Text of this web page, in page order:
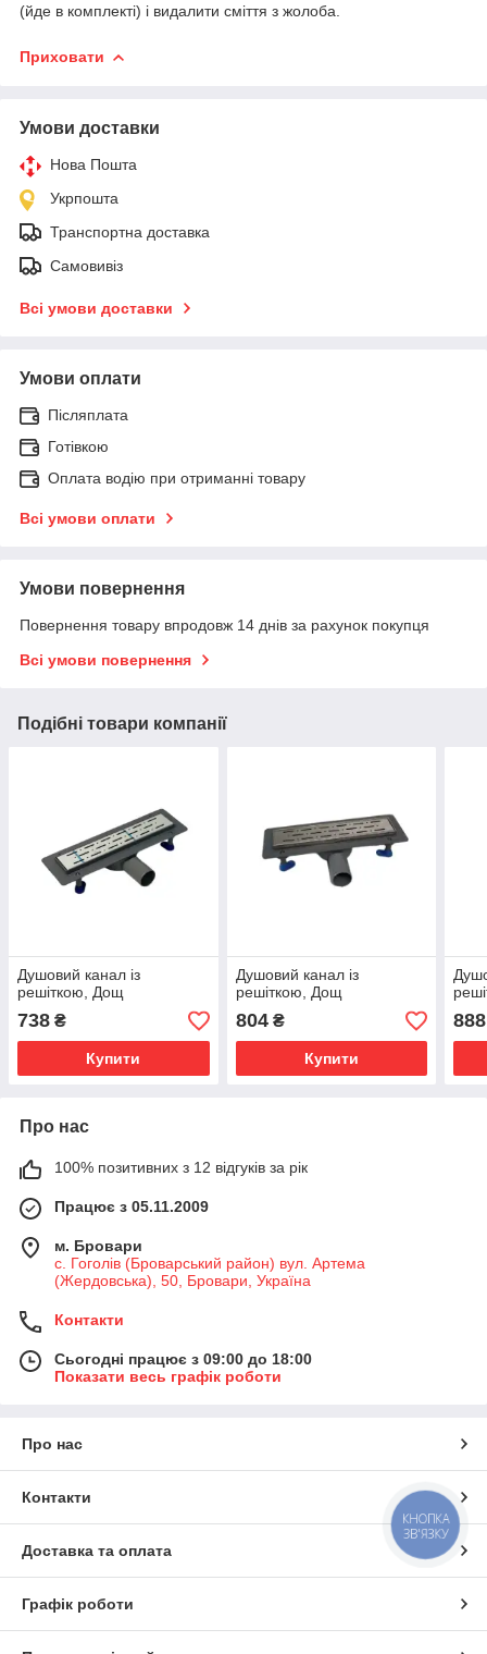
(йде в комплекті) і видалити сміття з жолоба.
Приховати
Умови доставки
Нова Пошта
Укрпошта
Транспортна доставка
Самовивіз
Всі умови доставки
Умови оплати
Післяплата
Готівкою
Оплата водію при отриманні товару
Всі умови оплати
Умови повернення
Повернення товару впродовж 14 днів за рахунок покупця
Всі умови повернення
Подібні товари компанії
Душовий канал із
решіткою, Дощ
738 ₴
Купити
Душовий канал із
решіткою, Дощ
804₴
Купити
888
Про нас
100% позитивних з 12 відгуків за рік
Працює з 05.11.2009
м. Бровари
с. Гоголів (Броварський район) вул. Артема
(Жердовська), 50, Бровари, Україна
Контакти
Сьогодні працює з 09:00 до 18:00
Показати весь графік роботи
Про нас
Контакти
Доставка та оплата
Графік роботи
КНОПКА
ЗВ'ЯЗКУ